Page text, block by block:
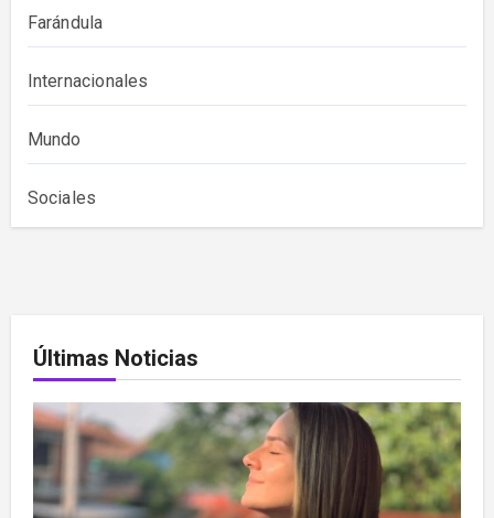
Farándula
Internacionales
Mundo
Sociales
Últimas Noticias